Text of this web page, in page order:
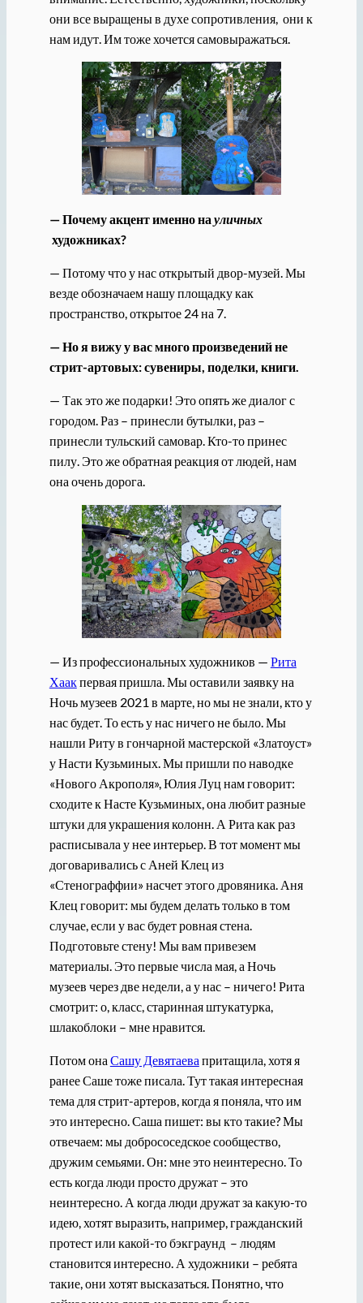
они все выращены в духе сопротивления, они к
нам идут. Им тоже хочется самовыражаться.
— Почему акцент именно на уличных
художниках?
— Потому что у нас открытый двор-музей. Мы
везде обозначаем нашу площадку как
пространство, открытое 24 на 7.
— Но я вижу у вас много произведений не
стрит-артовых: сувениры, поделки, книги.
— Так это же подарки! Это опять же диалог с
городом. Раз – принесли бутылки, раз –
принесли тульский самовар. Кто-то принес
пилу. Это же обратная реакция от людей, нам
она очень дорога.
— Из профессиональных художников — Рита
Хаакпервая пришла. Мы оставили заявку на
Ночь музеев 2021 в марте, но мы не знали, кто у
нас будет. То есть у нас ничего не было. Мы
нашли Риту в гончарной мастерской «Златоуст»
у Насти Кузьминых. Мы пришли по наводке
«Нового Акрополя», Юлия Луц нам говорит:
сходите к Насте Кузьминых, она любит разные
штуки для украшения колонн. А Рита как раз
расписывала у нее интерьер. В тот момент мы
договаривались с Аней Клец из
«Стенограффии» насчет этого дровяника. Аня
Клец говорит: мы будем делать только в том
случае, если у вас будет ровная стена.
Подготовьте стену! Мы вам привезем
материалы. Это первые числа мая, а Ночь
музеев через две недели, а у нас – ничего! Рита
смотрит: о, класс, старинная штукатурка,
шлакоблоки – мне нравится.
Потом она Сашу Девятаева притащила, хотя я
ранее Саше тоже писала. Тут такая интересная
тема для стрит-артеров, когда я поняла, что им
это интересно. Саша пишет: вы кто такие? Мы
отвечаем: мы добрососедское сообщество,
дружим семьями. Он: мне это неинтересно. То
есть когда люди просто дружат – это
неинтересно. А когда люди дружат за какую-то
идею, хотят выразить, например, гражданский
протест или какой-то бэкграунд – людям
становится интересно. А художники – ребята
такие, они хотят высказаться. Понятно, что